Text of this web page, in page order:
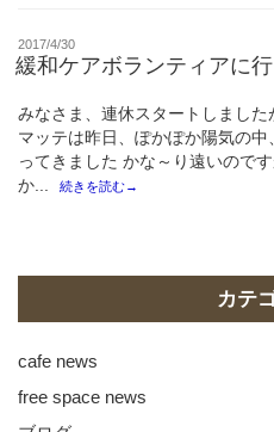
投
稿
日:
2017/4/30
緩和ケアボランティアに
みなさま、連休スタートしまし
マッテは昨日、ぽかぽか陽気の
ってきました かな～り遠いので
か...
続きを読む→
カテ
cafe news
free space news